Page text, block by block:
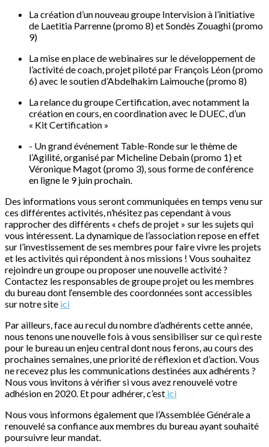
La création d’un nouveau groupe Intervision à l’initiative
de Laetitia Parrenne (promo 8) et Sondès Zouaghi (promo
9)
La mise en place de webinaires sur le développement de
l’activité de coach, projet piloté par François Léon (promo
6) avec le soutien d’Abdelhakim Laimouche (promo 8)
La relance du groupe Certification, avec notamment la
création en cours, en coordination avec le DUEC, d’un
« Kit Certification »
- Un grand événement Table-Ronde sur le thème de
l’Agilité, organisé par Micheline Debain (promo 1) et
Véronique Magot (promo 3), sous forme de conférence
en ligne le 9 juin prochain.
Des informations vous seront communiquées en temps venu sur
ces différentes activités, n’hésitez pas cependant à vous
rapprocher des différents « chefs de projet » sur les sujets qui
vous intéressent. La dynamique de l’association repose en effet
sur l’investissement de ses membres pour faire vivre les projets
et les activités qui répondent à nos missions ! Vous souhaitez
rejoindre un groupe ou proposer une nouvelle activité ?
Contactez les responsables de groupe projet ou les membres
du bureau dont l‘ensemble des coordonnées sont accessibles
sur notre site ici
Par ailleurs, face au recul du nombre d’adhérents cette année,
nous tenons une nouvelle fois à vous sensibiliser sur ce qui reste
pour le bureau un enjeu central dont nous ferons, au cours des
prochaines semaines, une priorité de réflexion et d’action. Vous
ne recevez plus les communications destinées aux adhérents ?
Nous vous invitons à vérifier si vous avez renouvelé votre
adhésion en 2020. Et pour adhérer, c’est ici
Nous vous informons également que l’Assemblée Générale a
renouvelé sa confiance aux membres du bureau ayant souhaité
poursuivre leur mandat.